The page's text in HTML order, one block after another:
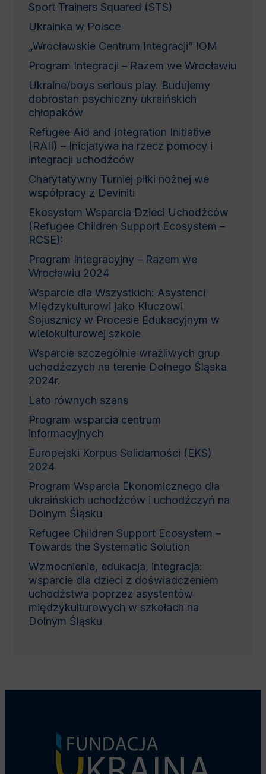
Sport Trainers Squared (STS)
Ukrainka w Polsce
„Wrocławskie Centrum Integracji” IOM
Program Integracji – Razem we Wrocławiu
Ukraine/boys serious play. Budujemy
dobrostan psychiczny ukraińskich
chłopaków
Refugee Aid and Integration Initiative
(RAII) – Inicjatywa na rzecz pomocy i
integracji uchodźców
Charytatywny Turniej piłki nożnej we
współpracy z Deviniti
Ekosystem Wsparcia Dzieci Uchodźców
(Refugee Children Support Ecosystem –
RCSE):
Program Integracyjny – Razem we
Wrocławiu 2024
Wsparcie dla Wszystkich: Asystenci
Międzykulturowi jako Kluczowi
Sojusznicy w Procesie Edukacyjnym w
wielokulturowej szkole
Wsparcie szczególnie wrażliwych grup
uchodźczych na terenie Dolnego Śląska
2024r.
Lato równych szans
Program wsparcia centrum
informacyjnych
Europejski Korpus Solidarności (EKS)
2024
Program Wsparcia Ekonomicznego dla
ukraińskich uchodźców i uchodźczyń na
Dolnym Śląsku
Refugee Children Support Ecosystem –
Towards the Systematic Solution
Wzmocnienie, edukacja, integracja:
wsparcie dla dzieci z doświadczeniem
uchodźstwa poprzez asystentów
międzykulturowych w szkołach na
Dolnym Śląsku